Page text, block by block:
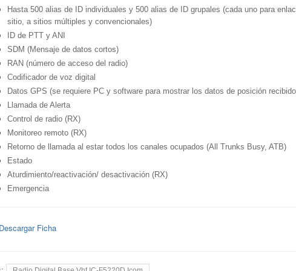
Hasta 500 alias de ID individuales y 500 alias de ID grupales (cada uno para
sitio, a sitios múltiples y convencionales)
ID de PTT y ANI
SDM (Mensaje de datos cortos)
RAN (número de acceso del radio)
Codificador de voz digital
Datos GPS (se requiere PC y software para mostrar los datos de posición
Llamada de Alerta
Control de radio (RX)
Monitoreo remoto (RX)
Retorno de llamada al estar todos los canales ocupados (All Trunks Busy, ATB)
Estado
Aturdimiento/reactivación/ desactivación (RX)
Emergencia
Descargar Ficha